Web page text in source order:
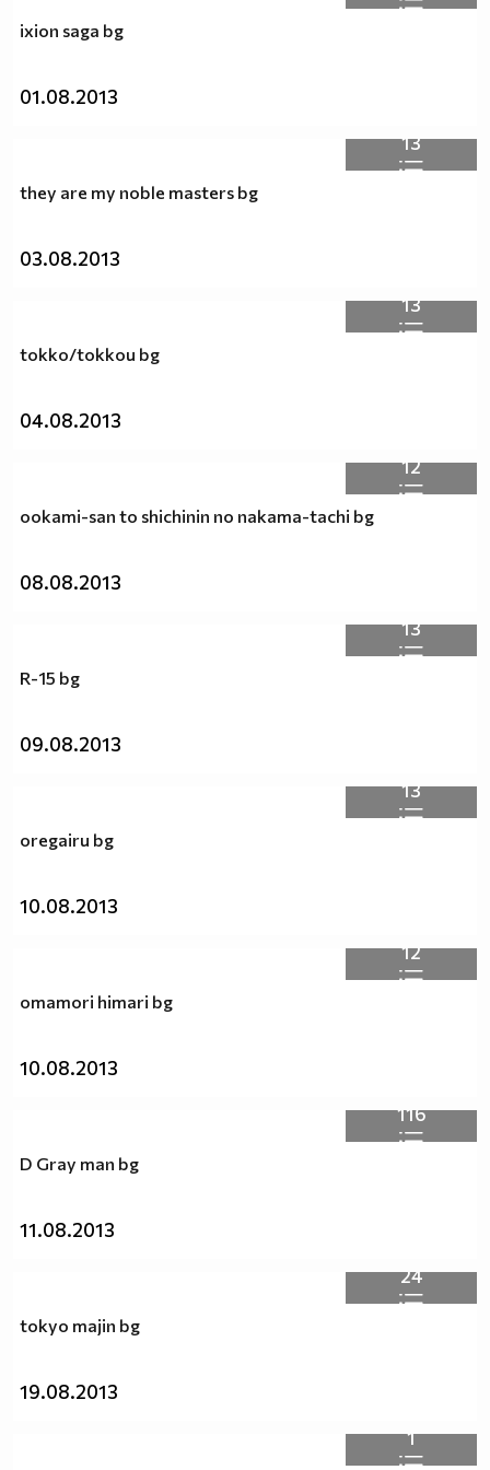
ixion saga bg
01.08.2013
13
they are my noble masters bg
03.08.2013
13
tokko/tokkou bg
04.08.2013
12
ookami-san to shichinin no nakama-tachi bg
08.08.2013
13
R-15 bg
09.08.2013
13
oregairu bg
10.08.2013
12
omamori himari bg
10.08.2013
116
D Gray man bg
11.08.2013
24
tokyo majin bg
19.08.2013
1